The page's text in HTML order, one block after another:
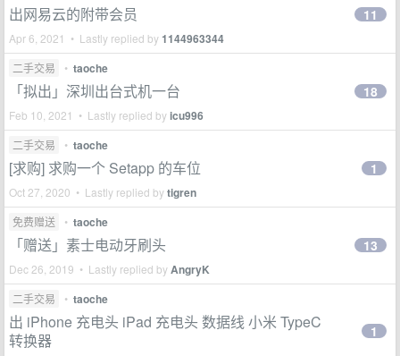
出网易云的附带会员
Apr 6, 2021 • Lastly replied by1144963344
11
二手交易 • taoche
「拟出」深圳出台式机一台
Feb 10, 2021 • Lastly replied byicu996
18
二手交易 • taoche
[求购] 求购一个 Setapp 的车位
Oct 27, 2020 • Lastly replied bytigren
1
免费赠送 • taoche
「赠送」素士电动牙刷头
Dec 26, 2019 • Lastly replied byAngryK
13
二手交易 • taoche
出 iPhone 充电头 iPad 充电头 数据线 小米 TypeC
转换器
1